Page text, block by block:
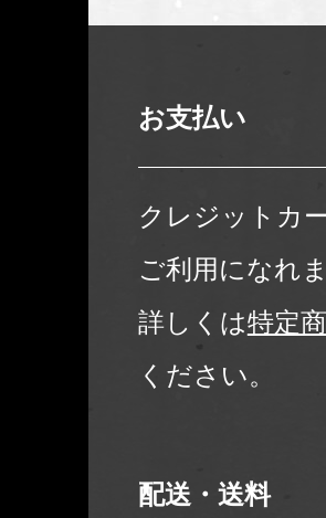
お支払い
クレジットカ
ご利用になれま
詳しくは特定
ください。
配送・送料